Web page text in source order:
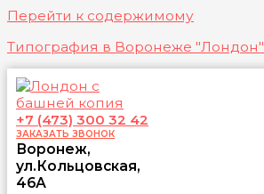
Перейти к содержимому
Типография в Воронеже "Лондон"
+7 (473) 300 32 42
ЗАКАЗАТЬ ЗВОНОК
Воронеж,
ул.Кольцовская,
46А